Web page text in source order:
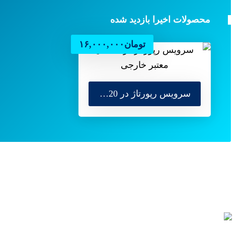
محصولات اخیرا بازدید شده
سرویس رپورتاژ در 20 سایت معتبر خارجی
تومان ۱۶,۰۰۰,۰۰۰